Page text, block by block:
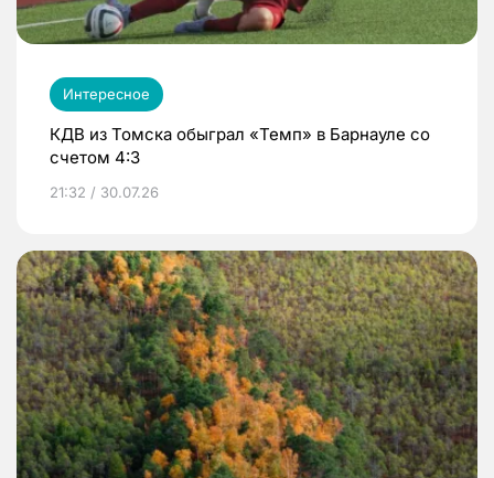
Интересное
КДВ из Томска обыграл «Темп» в Барнауле со
счетом 4:3
21:32 / 30.07.26